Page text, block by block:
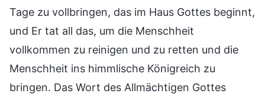
Tage zu vollbringen, das im Haus Gottes beginnt,
und Er tat all das, um die Menschheit
vollkommen zu reinigen und zu retten und die
Menschheit ins himmlische Königreich zu
bringen. Das Wort des Allmächtigen Gottes